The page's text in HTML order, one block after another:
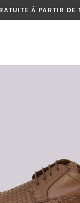
À PARTIR